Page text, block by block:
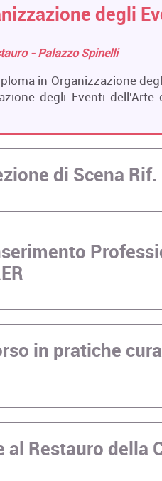
degli
- Palazzo Spinelli
in Organizzazione
degli Eventi
di Scena
in pratiche
Restauro della